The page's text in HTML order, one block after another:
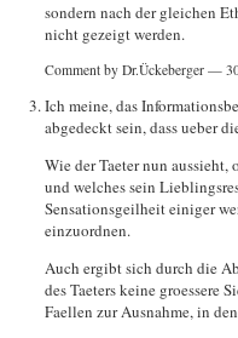
sondern nach der gleichen
nicht gezeigt werden.
Comment by Dr.Ückeberger —
Ich meine, das
abgedeckt sein, dass ueber
Wie der Taeter nun aussieht,
und welches sein
Sensationsgeilheit einiger
einzuordnen.
Auch ergibt sich durch die
des Taeters keine groessere
Faellen zur Ausnahme, in